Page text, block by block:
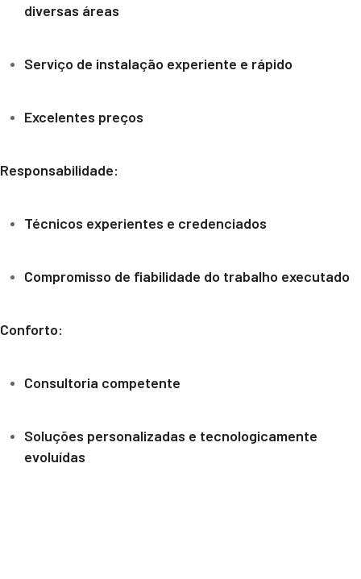
diversas áreas
Serviço de instalação experiente e rápido
Excelentes preços
Responsabilidade:
Técnicos experientes e credenciados
Compromisso de fiabilidade do trabalho executado
Conforto:
Consultoria competente
Soluções personalizadas e tecnologicamente
evoluídas